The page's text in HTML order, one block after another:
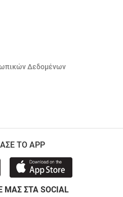
Δεδομένων
ΤΟ APP
ΣΤΑ SOCIAL